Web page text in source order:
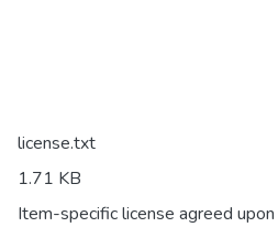
license.txt
1.71 KB
Item-specific license agreed